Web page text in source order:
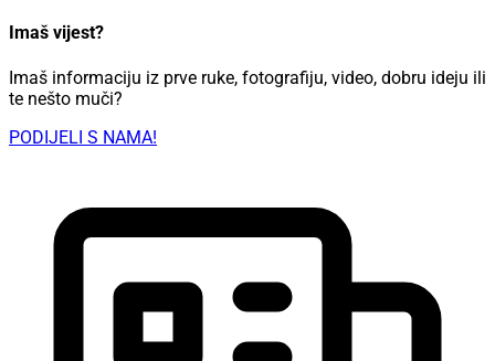
Imaš vijest?
Imaš informaciju iz prve ruke, fotografiju, video, dobru ideju ili
te nešto muči?
PODIJELI S NAMA!